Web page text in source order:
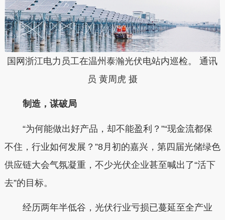
国网浙江电力员工在温州泰瀚光伏电站内巡检。 通讯
员 黄周虎 摄
制造，谋破局
“为何能做出好产品，却不能盈利？”“现金流都保
不住，行业如何发展？”8月初的嘉兴，第四届光储绿色
供应链大会气氛凝重，不少光伏企业甚至喊出了“活下
去”的目标。
经历两年半低谷，光伏行业亏损已蔓延至全产业